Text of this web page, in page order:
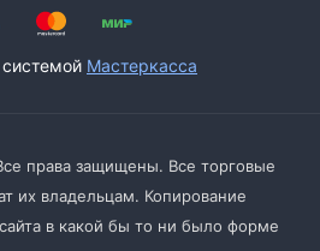
Мастеркасса
права защищены. Все торговые
их владельцам. Копирование
в какой бы то ни было форме